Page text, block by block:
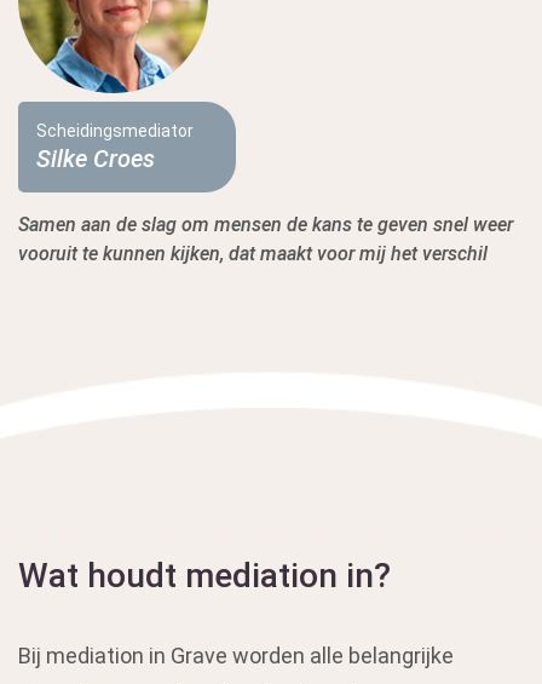
Scheidingsmediator
Silke Croes
Samen aan de slag om mensen de kans te geven snel weer
vooruit te kunnen kijken, dat maakt voor mij het verschil
Wat houdt mediation in?
Bij mediation in Grave worden alle belangrijke